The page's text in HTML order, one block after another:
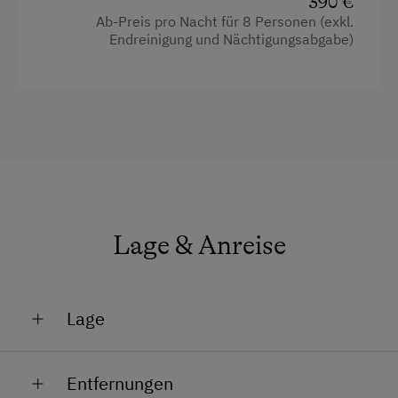
Geschirr vorhanden
Terrasse
Verpflegung
eigene Trinkwasserquelle
Fernseher
Ab-Preis pro Nacht für 8 Personen (exkl.
Endreinigung und Nächtigungsabgabe)
Lage & Anreise
Lage
Entfernungen